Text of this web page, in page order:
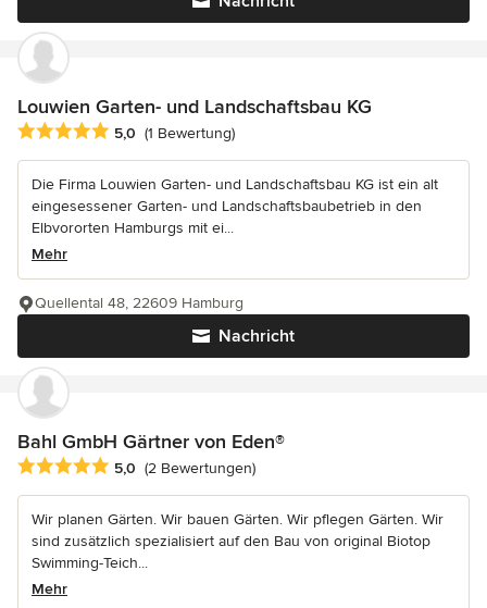
Louwien Garten- und Landschaftsbau KG
Durchschnittliche Bewertung: 5 von 5 Sternen
5,0 (1 Bewertung)
Die Firma Louwien Garten- und Landschaftsbau KG ist ein alt
eingesessener Garten- und Landschaftsbaubetrieb in den
Elbvororten Hamburgs mit ei...
Mehr
Nachricht
Quellental 48, 22609 Hamburg
Bahl GmbH Gärtner von Eden®
Durchschnittliche Bewertung: 5 von 5 Sternen
5,0 (2 Bewertungen)
Wir planen Gärten. Wir bauen Gärten. Wir pflegen Gärten. Wir
sind zusätzlich spezialisiert auf den Bau von original Biotop
Swimming-Teich...
Mehr